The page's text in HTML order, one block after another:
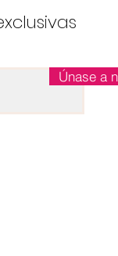
Únase a